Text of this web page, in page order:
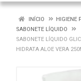
INÍCIO
HIGIENE
SABONETE LÍQUIDO
SABONETE LÍQUIDO
HIDRATA ALOE VERA